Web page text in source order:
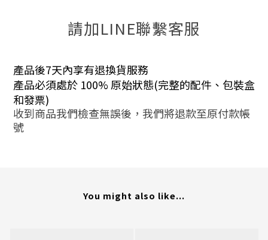
請加LINE聯繫客服
產品後7天內享有退換貨服務
產品必須處於 100% 原始狀態(完整的配件、包裝盒
和發票)
收到商品我們檢查無誤後，我們將退款至原付款帳
號
You might also like...